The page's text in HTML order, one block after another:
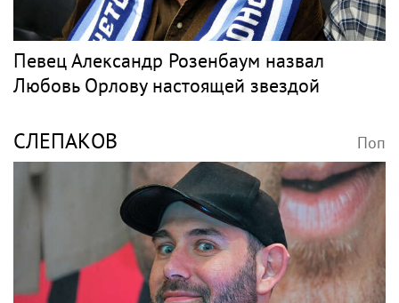
Рэпер ST получил награду от Путина
Барды